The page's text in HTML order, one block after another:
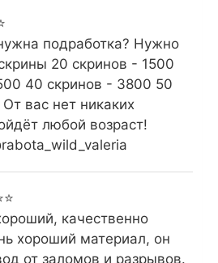
подработка? Нужно
20 скринов - 1500
40 скринов - 3800 50
вас нет никаких
любой возраст!
качественно
хороший материал, он
от заломов и разрывов.